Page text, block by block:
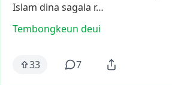
Islam dina sagala r…
Tembongkeun deui
33 7